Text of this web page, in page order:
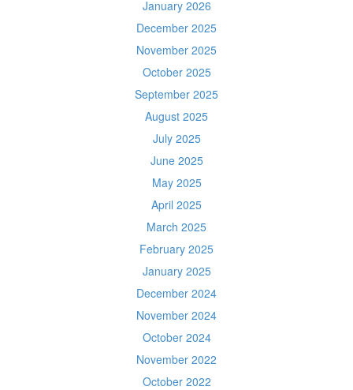
January 2026
December 2025
November 2025
October 2025
September 2025
August 2025
July 2025
June 2025
May 2025
April 2025
March 2025
February 2025
January 2025
December 2024
November 2024
October 2024
November 2022
October 2022